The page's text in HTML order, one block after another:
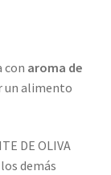
con aroma de
un alimento
DE OLIVA
los demás